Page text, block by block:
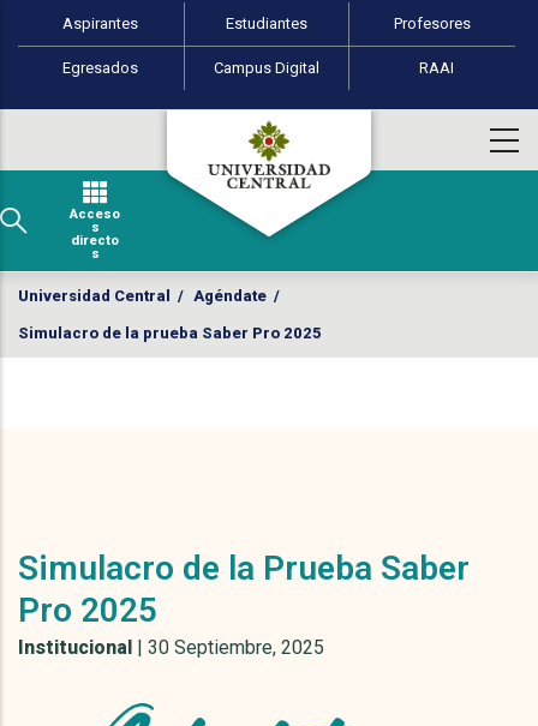
Pasar al contenido principal
Perfiles de usuario
Aspirantes Estudiantes Profesores
Egresados Campus Digital RAAI
Acceso
s
directo
s
Universidad Central / Agéndate /
Simulacro de la prueba Saber Pro 2025
Simulacro de la Prueba Saber
Pro 2025
Institucional | 30 Septiembre, 2025